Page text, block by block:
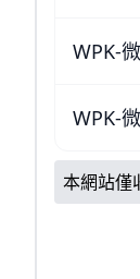
WPK-
WPK-
本網站僅